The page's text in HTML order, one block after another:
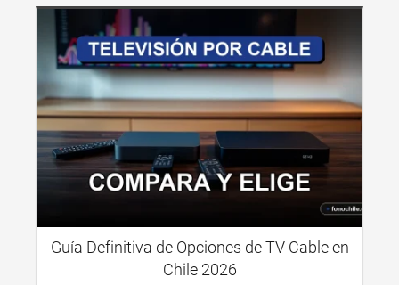
Guía Definitiva de Opciones de TV Cable en
Chile 2026